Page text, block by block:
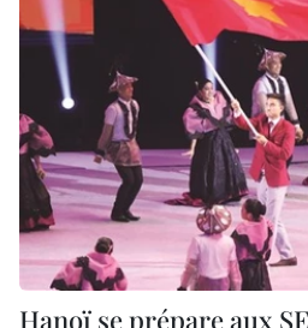
Hanoï se prépare aux